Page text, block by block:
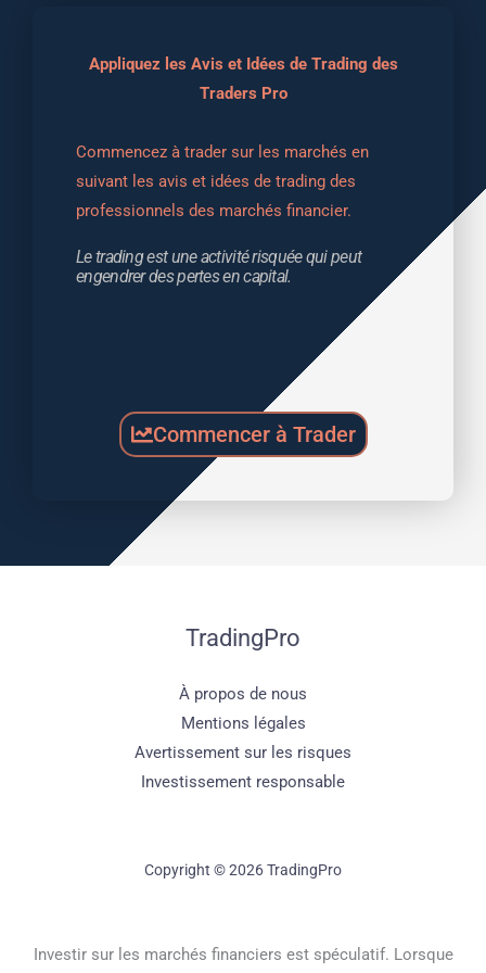
Appliquez les Avis et Idées de Trading des
Traders Pro
Commencez à trader sur les marchés en
suivant les avis et idées de trading des
professionnels des marchés financier.
Le trading est une activité risquée qui peut
engendrer des pertes en capital.
Commencer à Trader
TradingPro
À propos de nous
Mentions légales
Avertissement sur les risques
Investissement responsable
Copyright © 2026 TradingPro
Investir sur les marchés financiers est spéculatif. Lorsque